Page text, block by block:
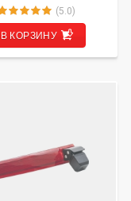
(5.0)
В КОРЗИНУ